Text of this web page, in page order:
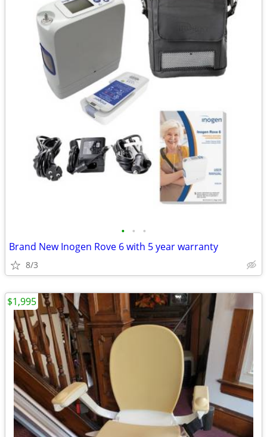
• • •
Brand New Inogen Rove 6 with 5 year warranty
8/3
$1,995